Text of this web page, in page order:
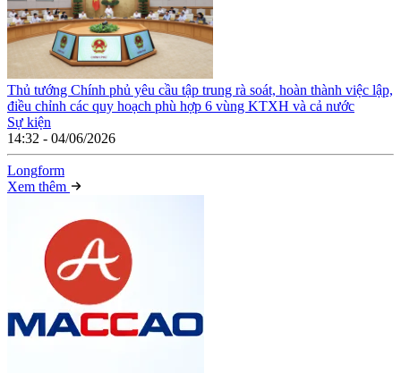
Thủ tướng Chính phủ yêu cầu tập trung rà soát, hoàn thành việc lập,
điều chỉnh các quy hoạch phù hợp 6 vùng KTXH và cả nước
Sự kiện
14:32 - 04/06/2026
Longform
Xem thêm